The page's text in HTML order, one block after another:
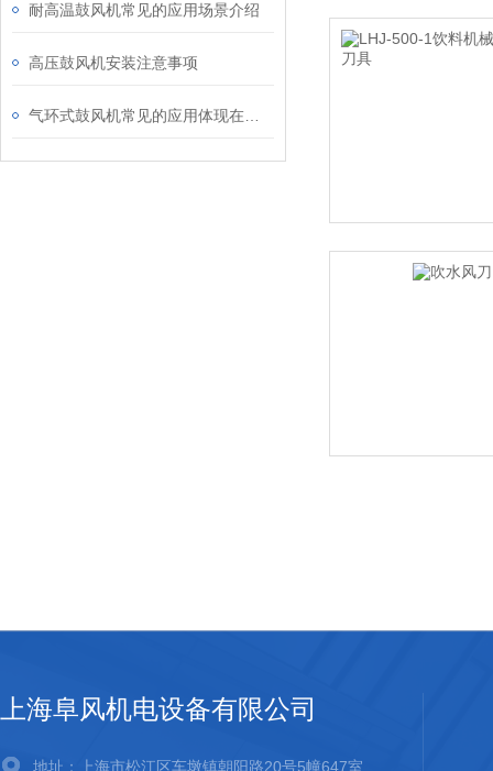
耐高温鼓风机常见的应用场景介绍
高压鼓风机安装注意事项
上海阜风机电设备有限公司
地址：上海市松江区车墩镇朝阳路20号5幢647室